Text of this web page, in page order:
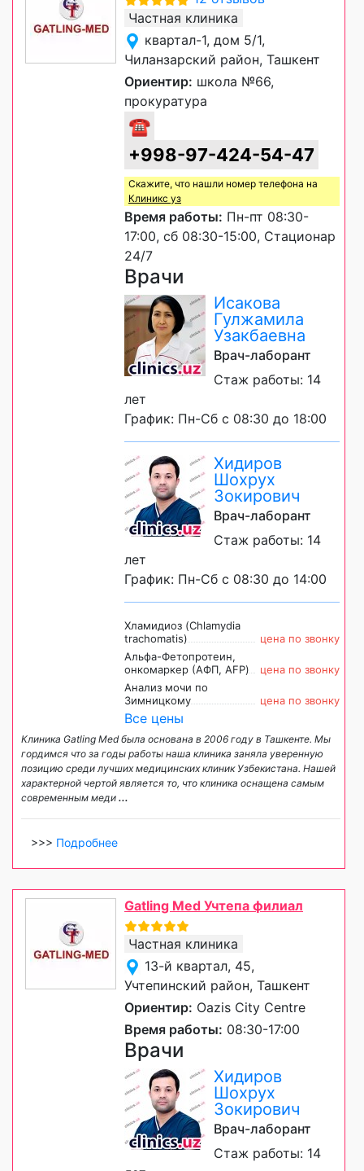
Частная клиника
квартал-1, дом 5/1,
Чиланзарский район, Ташкент
Ориентир: школа №66,
прокуратура
☎
+998-97-424-54-47
Скажите, что нашли номер телефона на
Клиникс уз
Время работы: Пн-пт 08:30-
17:00, сб 08:30-15:00, Стационар
24/7
Врачи
Исакова
Гулжамила
Узакбаевна
Врач-лаборант
Стаж работы: 14
лет
График: Пн-Сб с 08:30 до 18:00
Хидиров
Шохрух
Зокирович
Врач-лаборант
Стаж работы: 14
лет
График: Пн-Сб с 08:30 до 14:00
Хламидиоз (Chlamydia
trachomatis)
цена по звонку
Альфа-Фетопротеин,
онкомаркер (АФП, AFP)
цена по звонку
Анализ мочи по
Зимницкому
цена по звонку
Все цены
Клиника Gatling Med была основана в 2006 году в Ташкенте. Мы
гордимся что за годы работы наша клиника заняла уверенную
позицию среди лучших медицинских клиник Узбекистана. Нашей
характерной чертой является то, что клиника оснащена самым
современным меди ...
>>> Подробнее
Gatling Med Учтепа филиал
Частная клиника
13-й квартал, 45,
Учтепинский район, Ташкент
Ориентир: Oazis Сity Сentre
Время работы: 08:30-17:00
Врачи
Хидиров
Шохрух
Зокирович
Врач-лаборант
Стаж работы: 14